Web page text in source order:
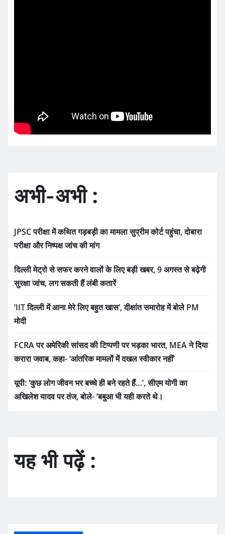
अभी-अभी :
JPSC परीक्षा में कथित गड़बड़ी का मामला सुप्रीम कोर्ट पहुंचा, दोबारा
परीक्षा और निष्पक्ष जांच की मांग
दिल्ली मेट्रो से सफर करने वालों के लिए बड़ी खबर, 9 अगस्त से बढ़ेगी
सुरक्षा जांच, लग सकती हैं लंबी कतारें
‘IIT दिल्ली में आना मेरे लिए बहुत खास’, दीक्षांत समारोह में बोले PM
मोदी
FCRA पर अमेरिकी सांसद की टिप्पणी पर भड़का भारत, MEA ने दिया
करारा जवाब, कहा- ‘आंतरिक मामलों में दखल स्वीकार नहीं’
यूपी: ‘कुछ लोग जीवन भर बच्चे ही बने रहते हैं…’, सीएम योगी का
अखिलेश यादव पर तंज, बोले- ‘बबुआ भी यही करते थे।
यह भी पढ़ें :